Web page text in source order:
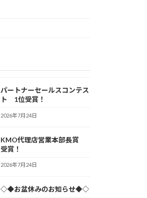
パートナーセールスコンテス
ト 1位受賞！
2026年7月24日
KMO代理店営業本部長賞
受賞！
2026年7月24日
◇◆お盆休みのお知らせ◆◇